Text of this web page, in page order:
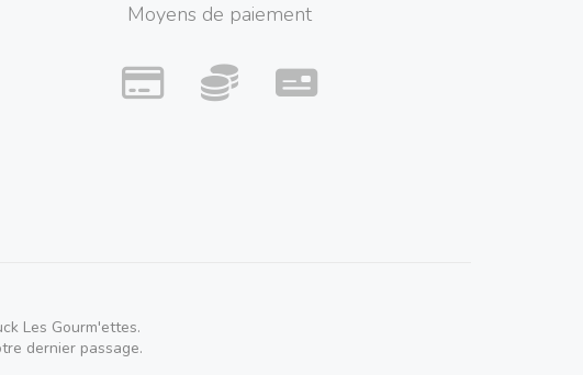
Moyens de paiement
Les Gourm'ettes.
dernier passage.